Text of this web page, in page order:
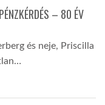
– 80 ÉV
és neje, Priscilla